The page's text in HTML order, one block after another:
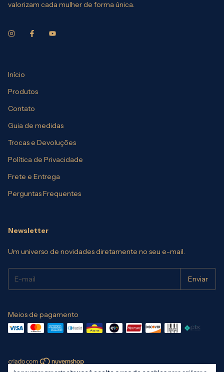
valorizam cada mulher de forma única.
Início
Produtos
Contato
Guia de medidas
Trocas e Devoluções
Política de Privacidade
Frete e Entrega
Perguntas Frequentes
Newsletter
Um universo de novidades diretamente no seu e-mail.
Meios de pagamento